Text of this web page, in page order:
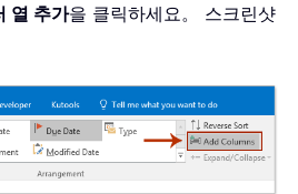
열 추가을 클릭하세요。 스크린샷